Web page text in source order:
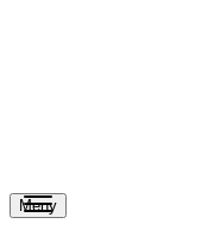
Meny